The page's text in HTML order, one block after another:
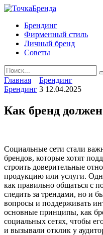
Skip
contentБрендинг
Фирменный стиль
Личный бренд
Советы
Search
for:
Главная
Брендинг
Брендинг 3 12.04.2025
Как бренд
Социальные сети стали
брендов, которые хотят
строить доверительные
продукцию или услуги.
как правильно общаться с
следить за трендами, но и
вопросы и поддерживать
основные принципы, как
социальных сетях, чтобы
и вызывали отклик у